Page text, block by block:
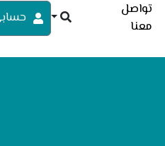
تواصل
معنا